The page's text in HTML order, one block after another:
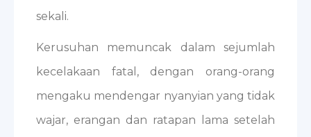
sekali.
Kerusuhan memuncak dalam sejumlah
kecelakaan fatal, dengan orang-orang
mengaku mendengar nyanyian yang tidak
wajar, erangan dan ratapan lama setelah